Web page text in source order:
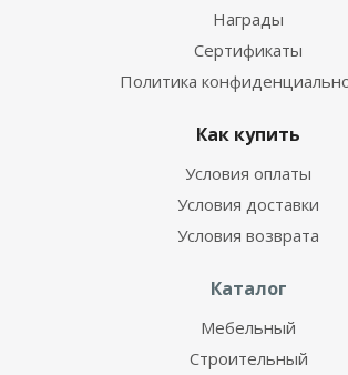
Награды
Сертификаты
Политика
Как купить
Условия оплаты
Условия доставки
Условия возврата
Каталог
Мебельный
Строительный